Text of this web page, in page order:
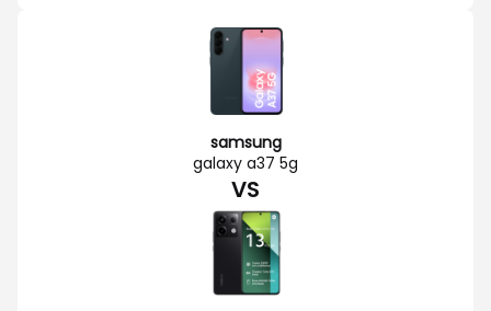
samsung
galaxy a37 5g
VS